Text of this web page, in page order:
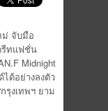
ม่ จับมือ
รีทแฟชั่น
Midnight
ด้อย่างลงตัว
รุงเทพฯ ยาม